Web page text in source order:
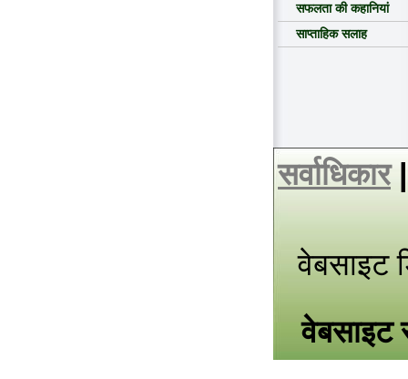
सफलता की कहानियां
साप्ताहिक सलाह
सर्वाधिकार
वेबसाइट
वेबसाइट